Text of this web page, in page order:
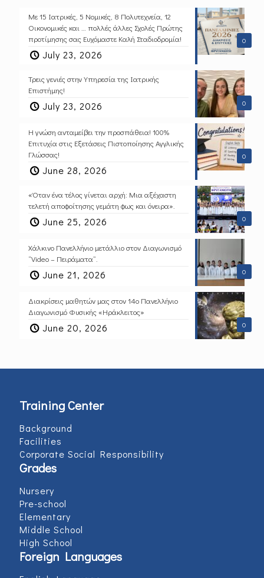
0
Με 15 Ιατρικές, 5 Νομικές, 8 Πολυτεχνεία, 12
Οικονομικές και … πολλές άλλες Σχολές Πρώτης
προτίμησης σας Ευχόμαστε Καλή Σταδιοδρομία!
July 23, 2026
0
Τρεις γενιές στην Υπηρεσία της Ιατρικής
Επιστήμης!
July 23, 2026
0
Η γνώση ανταμείβει την προσπάθεια! 100%
Επιτυχία στις Εξετάσεις Πιστοποίησης Αγγλικής
Γλώσσας!
June 28, 2026
0
«Όταν ένα τέλος γίνεται αρχή: Μια αξέχαστη
τελετή αποφοίτησης γεμάτη φως και όνειρα».
June 25, 2026
0
Χάλκινο Πανελλήνιο μετάλλιο στον Διαγωνισμό
“Video – Πειράματα”.
June 21, 2026
0
Διακρίσεις μαθητών μας στον 14ο Πανελλήνιο
Διαγωνισμό Φυσικής «Ηράκλειτος»
June 20, 2026
Training Center
Background
Facilities
Corporate Social Responsibility
Grades
Nursery
Pre-school
Elementary
Middle School
High School
Foreign Languages